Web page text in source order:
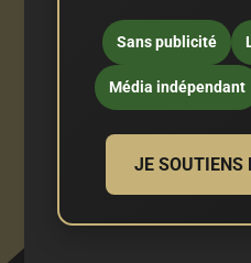
Sans publicité
Média indépendant
JE SOUTIENS